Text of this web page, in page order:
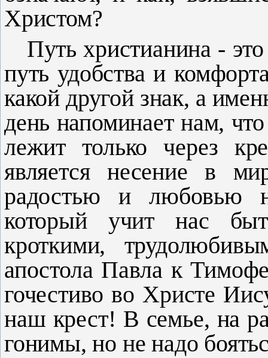
Христом?
Путь христианина -
путь удобства и
какой другой знак, а
день напомина­ет нам,
лежит только через
является несение в
радостью и любовью
который учит нас
кроткими,
апостола Павла к
гочестиво во Христе
наш крест! В семье, на
го­нимы, но не надо